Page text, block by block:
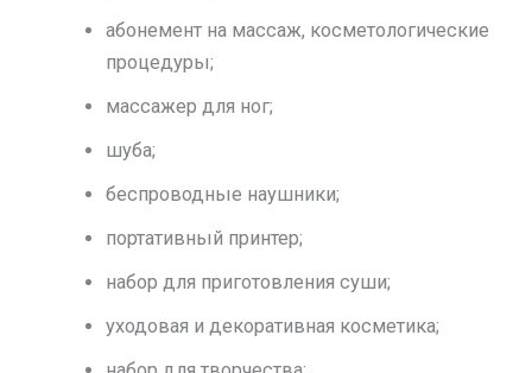
абонемент на массаж, косметологические
процедуры;
массажер для ног;
шуба;
беспроводные наушники;
портативный принтер;
набор для приготовления суши;
уходовая и декоративная косметика;